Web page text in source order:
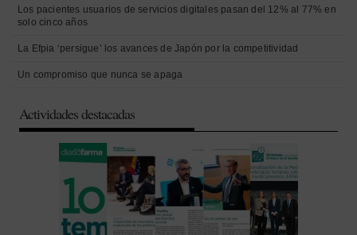
Los pacientes usuarios de servicios digitales pasan del 12% al 77% en
solo cinco años
La Efpia ‘persigue’ los avances de Japón por la competitividad
Un compromiso que nunca se apaga
Actividades destacadas